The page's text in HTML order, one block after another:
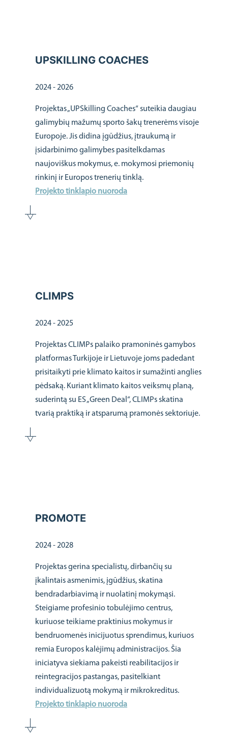
UPSKILLING COACHES
2024 - 2026
Projektas „UPSkilling Coaches“ suteikia daugiau
galimybių mažumų sporto šakų trenerėms visoje
Europoje. Jis didina įgūdžius, įtraukumą ir
įsidarbinimo galimybes pasitelkdamas
naujoviškus mokymus, e. mokymosi priemonių
rinkinį ir Europos trenerių tinklą.
Projekto tinklapio nuoroda
CLIMPS
2024 - 2025
Projektas CLIMPs palaiko pramoninės gamybos
platformas Turkijoje ir Lietuvoje joms padedant
prisitaikyti prie klimato kaitos ir sumažinti anglies
pėdsaką. Kuriant klimato kaitos veiksmų planą,
suderintą su ES „Green Deal“, CLIMPs skatina
tvarią praktiką ir atsparumą pramonės sektoriuje.
PROMOTE
2024 - 2028
Projektas gerina specialistų, dirbančių su
įkalintais asmenimis, įgūdžius, skatina
bendradarbiavimą ir nuolatinį mokymąsi.
Steigiame profesinio tobulėjimo centrus,
kuriuose teikiame praktinius mokymus ir
bendruomenės inicijuotus sprendimus, kuriuos
remia Europos kalėjimų administracijos. Šia
iniciatyva siekiama pakeisti reabilitacijos ir
reintegracijos pastangas, pasitelkiant
individualizuotą mokymą ir mikrokreditus.
Projekto tinklapio nuoroda